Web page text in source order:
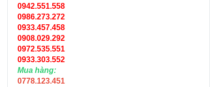
0942.551.558
0986.273.272
0933.457.458
0908.029.292
0972.535.551
0933.303.552
Mua hàng:
0778.123.451